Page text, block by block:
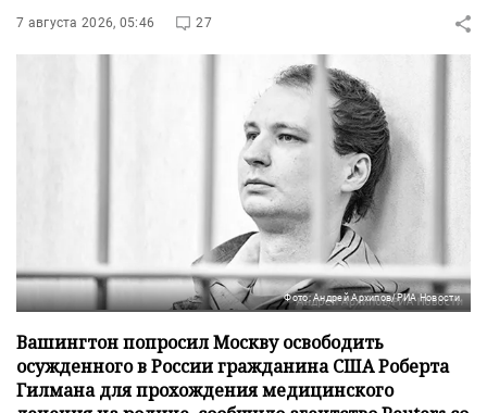
7 августа 2026, 05:46 27
Фото: Андрей Архипов/РИА Новости
Вашингтон попросил Москву освободить
осужденного в России гражданина США Роберта
Гилмана для прохождения медицинского